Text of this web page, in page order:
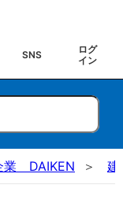
SNS
ログ
イン
業 DAIKEN 建